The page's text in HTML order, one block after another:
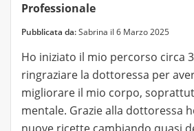
Professionale
Pubblicata da:Sabrina il 6 Marzo 2025
Ho iniziato il mio percorso circa
ringraziare la dottoressa per
migliorare il mio corpo,
mentale. Grazie alla dottoressa